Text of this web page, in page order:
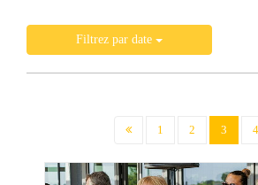
Filtrez par date
1 2 3 4